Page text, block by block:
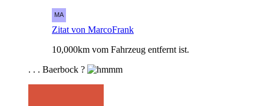
Zitat von MarcoFrank
10,000km vom Fahrzeug entfernt ist.
. . . Baerbock ?